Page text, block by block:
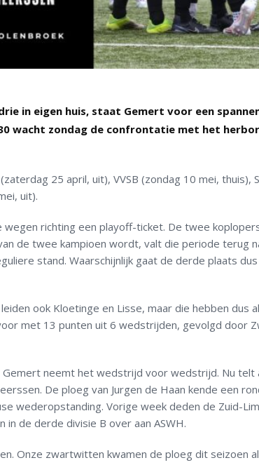
in eigen huis, staat Gemert voor een
wacht zondag de confrontatie met het
25 april, uit), VVSB (zondag 10 mei, thuis),
uit).
richting een playoff-ticket. De twee
de twee kampioen wordt, valt die periode terug
stand. Waarschijnlijk gaat de derde plaats
ook Kloetinge en Lisse, maar die hebben dus
met 13 punten uit 6 wedstrijden, gevolgd door
neemt het wedstrijd voor wedstrijd. Nu telt
De ploeg van Jurgen de Haan kende een
wederopstanding. Vorige week deden de Zuid-
in de derde divisie B over aan ASWH.
Onze zwartwitten kwamen de ploeg dit seizoen